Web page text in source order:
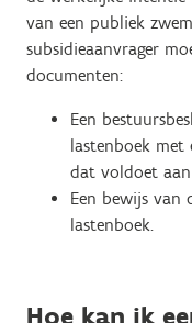
van een publiek
subsidieaanvrager
documenten:
Een
lastenboek met
dat voldoet aan
Een bewijs van
lastenboek.
Hoe kan ik